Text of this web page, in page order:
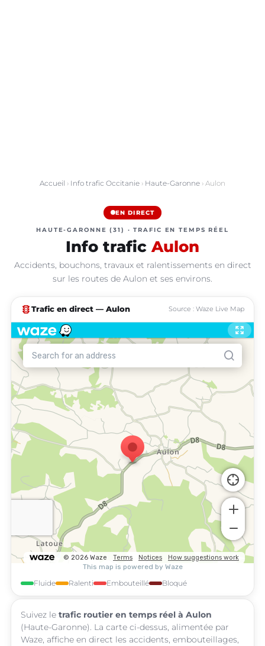
Accueil › Info trafic Occitanie › Haute-Garonne › Aulon
EN DIRECT
HAUTE-GARONNE (31) · TRAFIC EN TEMPS RÉEL
Info trafic Aulon
Accidents, bouchons, travaux et ralentissements en direct
sur les routes de Aulon et ses environs.
traffic Trafic en direct — Aulon Source : Waze Live Map
Fluide Ralenti Embouteillé Bloqué
Suivez le trafic routier en temps réel à Aulon
(Haute-Garonne). La carte ci-dessus, alimentée par
Waze, affiche en direct les accidents, embouteillages,